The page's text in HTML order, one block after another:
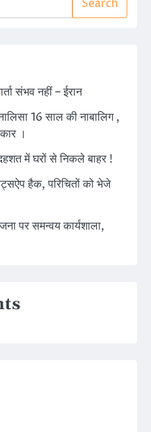
Search
संभव नहीं – ईरान
16 साल की नाबालिग ,
।
में घरों से निकले बाहर !
हैक, परिचितों को भेजे
पर समन्वय कार्यशाला,